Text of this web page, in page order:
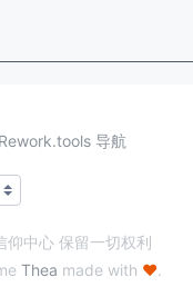
Rework.tools 导航
中心 保留一切权利
Thea made with ♥.